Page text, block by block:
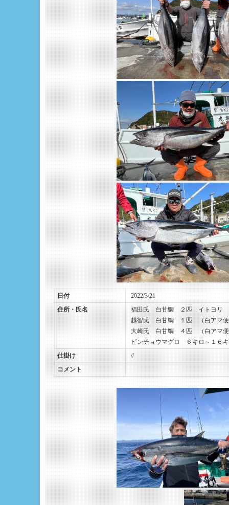
日付
2022/3/21
住所・氏名
福田氏 白甘鯛 ２匹 イトヨリ
越智氏 白甘鯛 １匹 （白アマ便
大崎氏 白甘鯛 ４匹 （白アマ便
ビンチョウマグロ ６キロ～１６
仕掛け
//
コメント